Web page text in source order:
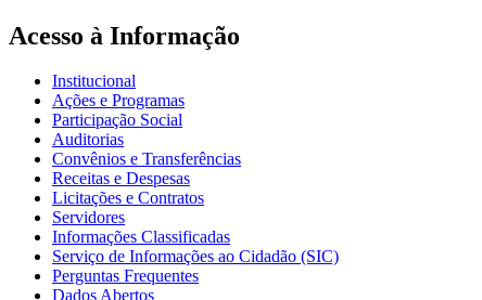
Acesso à Informação
Institucional
Ações e Programas
Participação Social
Auditorias
Convênios e Transferências
Receitas e Despesas
Licitações e Contratos
Servidores
Informações Classificadas
Serviço de Informações ao Cidadão (SIC)
Perguntas Frequentes
Dados Abertos